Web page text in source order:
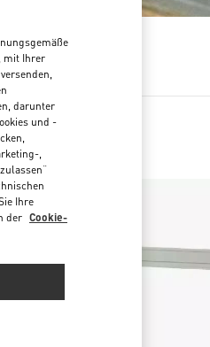
SIE MEHR
mit Ihrer
darunter
und -
,
Ihre
der Cookie-